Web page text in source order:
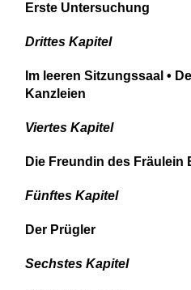
Erste Untersuchung
Drittes Kapitel
Im leeren Sitzungssaal •
Kanzleien
Viertes Kapitel
Die Freundin des Fräulein
Fünftes Kapitel
Der Prügler
Sechstes Kapitel